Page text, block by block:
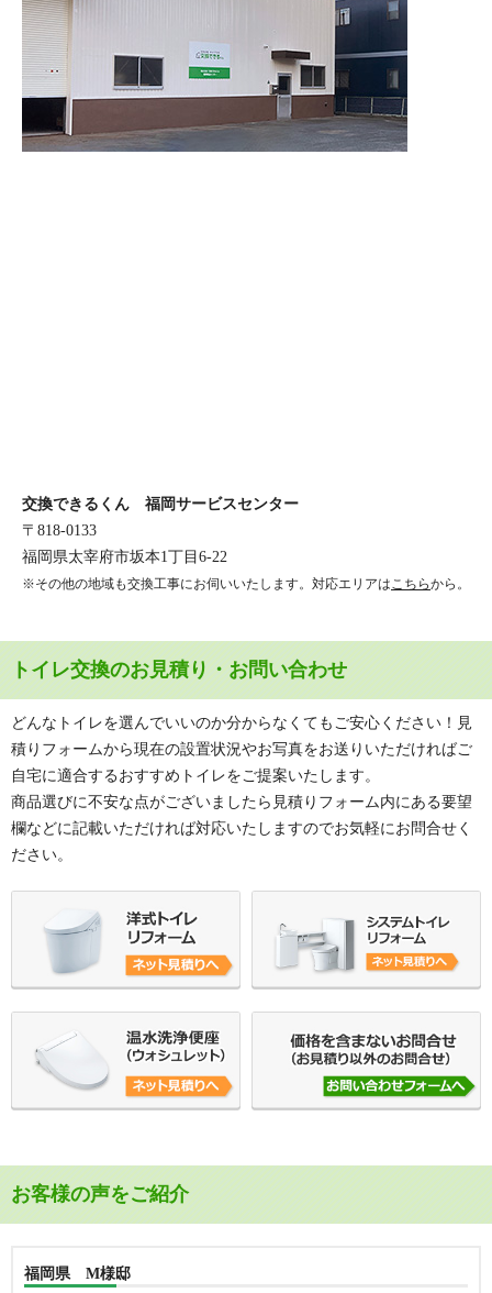
交換できるくん 福岡サービスセンター
〒818-0133
福岡県太宰府市坂本1丁目6-22
※その他の地域も交換工事にお伺いいたします。対応エリアはこちらから。
トイレ交換のお見積り・お問い合わせ
どんなトイレを選んでいいのか分からなくてもご安心ください！見
積りフォームから現在の設置状況やお写真をお送りいただければご
自宅に適合するおすすめトイレをご提案いたします。
商品選びに不安な点がございましたら見積りフォーム内にある要望
欄などに記載いただければ対応いたしますのでお気軽にお問合せく
ださい。
お客様の声をご紹介
福岡県 M様邸